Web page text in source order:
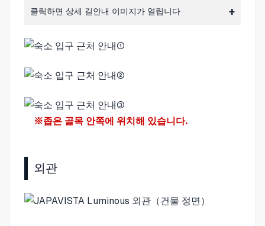
클릭하면 상세 길안내 이미지가 열립니다
※좁은 골목 안쪽에 위치해 있습니다.
외관